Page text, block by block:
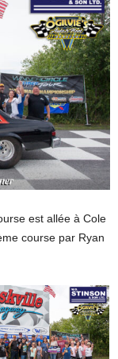
est allée à Cole
course par Ryan